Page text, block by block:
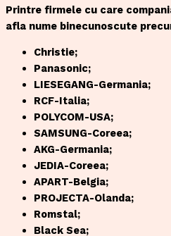
Printre firmele cu care
afla nume binecunoscute
Christie;
Panasonic;
LIESEGANG-Germania;
RCF-Italia;
POLYCOM-USA;
SAMSUNG-Coreea;
AKG-Germania;
JEDIA-Coreea;
APART-Belgia;
PROJECTA-Olanda;
Romstal;
Black Sea;